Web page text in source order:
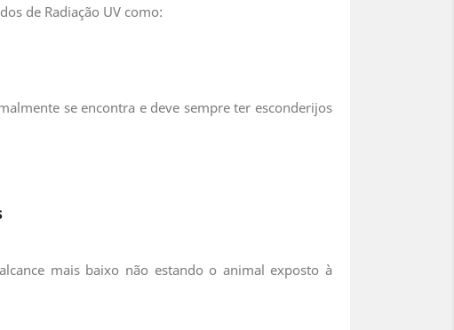
de Radiação UV como:
se encontra e deve sempre ter esconderijos
mais baixo não estando o animal exposto à